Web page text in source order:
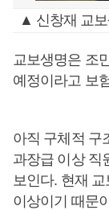
▲ 신창재 교
교보생명은 조
예정이라고 보
아직 구체적 구
과장급 이상 직
보인다. 현재
이상이기 때문